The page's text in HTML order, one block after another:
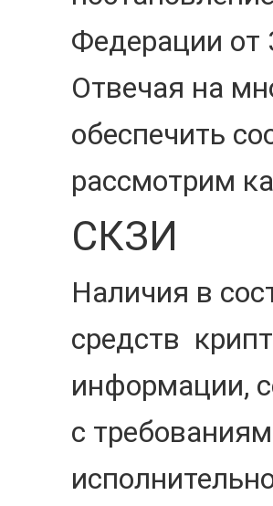
Федерации
Отвечая на
обеспечить
рассмотрим
СКЗИ
Наличия в
средств
информации,
с